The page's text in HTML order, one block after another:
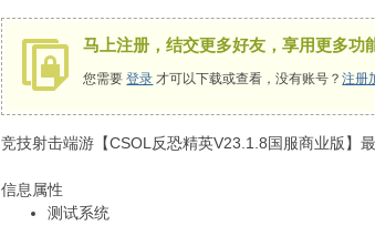
马上注册，结交更多好友，享用更多功
您需要登录 才可以下载或查看，没有账号？注册
竞技射击端游【CSOL反恐精英V23.1.8国服商业版】
信息属性
测试系统